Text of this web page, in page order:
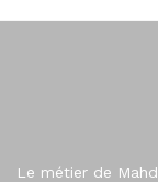
Le métier de